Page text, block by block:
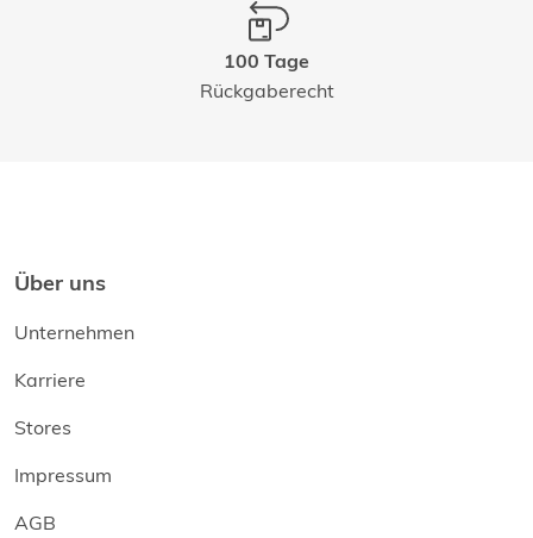
100 Tage
Rückgaberecht
Über uns
Unternehmen
Karriere
Stores
Impressum
AGB